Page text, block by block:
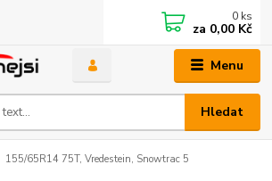
Menu
Hledat
0 ks
za 0,00 Kč
155/65R14 75T, Vredestein, Snowtrac 5